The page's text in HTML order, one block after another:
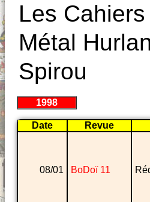
Les
Métal
Spirou
1998
Date Revue
08/01 BoDoï 11